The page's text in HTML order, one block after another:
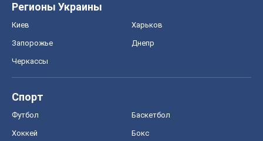
Регионы Украины
Киев Харьков
Запорожье Днепр
Черкассы
Спорт
Футбол Баскетбол
Хоккей Бокс